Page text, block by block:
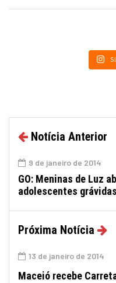
Notícia Anterior
9 de janeiro de 2014
GO: Meninas de Luz
adolescentes grávidas
Próxima Notícia
13 de janeiro de 2014
Maceió recebe